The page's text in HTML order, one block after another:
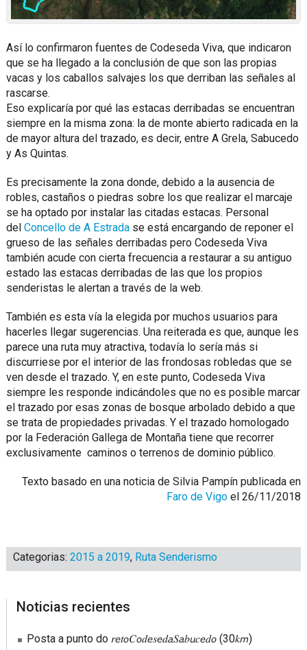
Así lo confirmaron fuentes de Codeseda Viva, que indicaron
que se ha llegado a la conclusión de que son las propias
vacas y los caballos salvajes los que derriban las señales al
rascarse.
Eso explicaría por qué las estacas derribadas se encuentran
siempre en la misma zona: la de monte abierto radicada en la
de mayor altura del trazado, es decir, entre A Grela, Sabucedo
y As Quintas.
Es precisamente la zona donde, debido a la ausencia de
robles, castaños o piedras sobre los que realizar el marcaje
se ha optado por instalar las citadas estacas. Personal
del Concello de A Estradase está encargando de reponer el
grueso de las señales derribadas pero Codeseda Viva
también acude con cierta frecuencia a restaurar a su antiguo
estado las estacas derribadas de las que los propios
senderistas le alertan a través de la web.
También es esta vía la elegida por muchos usuarios para
hacerles llegar sugerencias. Una reiterada es que, aunque les
parece una ruta muy atractiva, todavía lo sería más si
discurriese por el interior de las frondosas robledas que se
ven desde el trazado. Y, en este punto, Codeseda Viva
siempre les responde indicándoles que no es posible marcar
el trazado por esas zonas de bosque arbolado debido a que
se trata de propiedades privadas. Y el trazado homologado
por la Federación Gallega de Montaña tiene que recorrer
exclusivamente caminos o terrenos de dominio público.
Texto basado en una noticia de Silvia Pampín publicada en
Faro de Vigoel 26/11/2018
Categorias: 2015 a 2019, Ruta Senderismo
sidebar
Blog
Noticias recientes
Posta a punto do 𝑟𝘦𝑡𝘰𝐶𝘰𝑑𝘦𝑠𝘦𝑑𝘢𝑆𝘢𝑏𝘶𝑐𝘦𝑑𝘰 (30𝑘𝘮)